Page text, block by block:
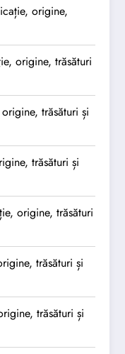
origine,
origine, trăsături
trăsături și
trăsături și
origine, trăsături
trăsături și
trăsături și